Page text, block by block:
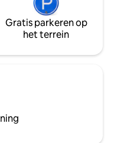
Gratis parkeren op
het terrein